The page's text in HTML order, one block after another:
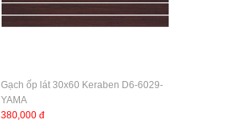
Gạch ốp lát 30x60 Keraben D6-6029-
YAMA
380,000 đ